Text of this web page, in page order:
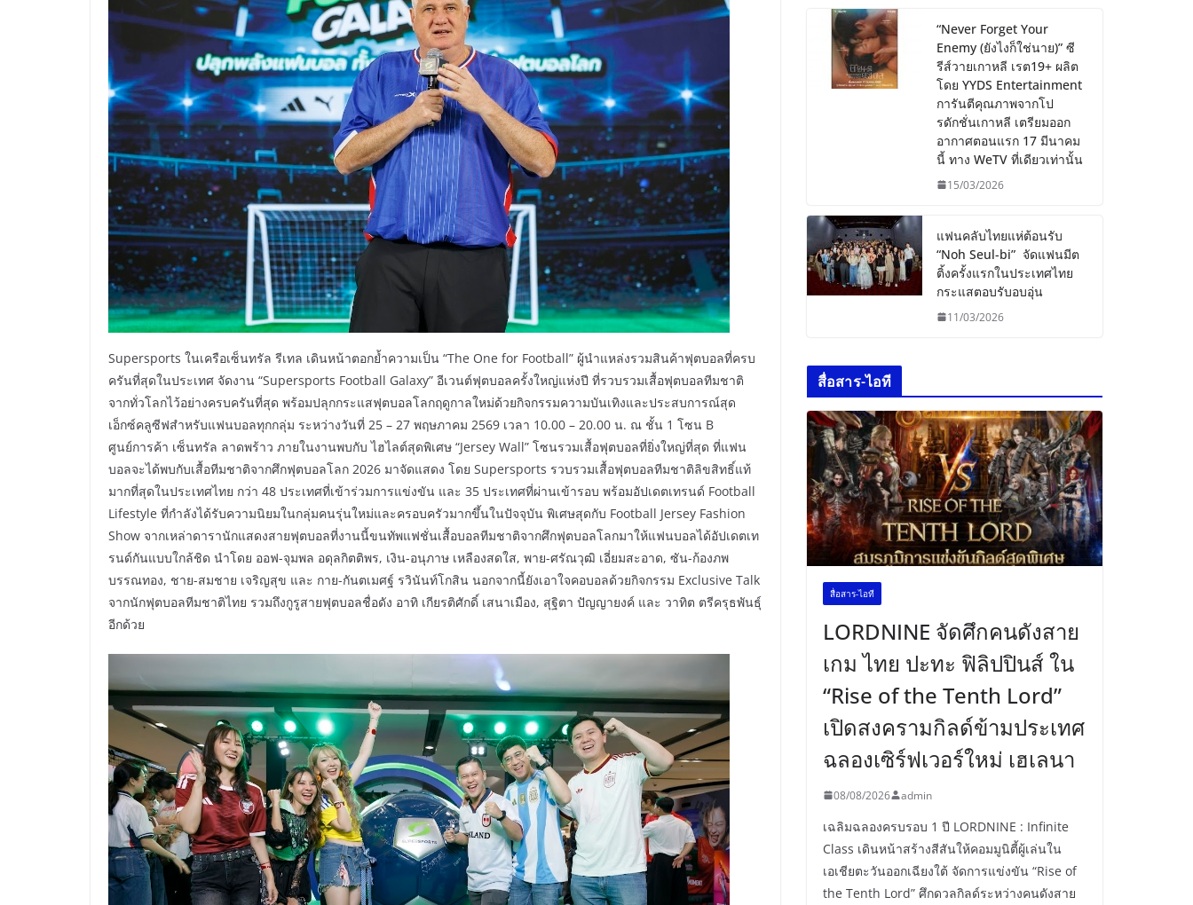
Supersports ในเครือเซ็นทรัล รีเทล เดินหน้าตอกย้ำความเป็น “The One for Football” ผู้นำแหล่งรวมสินค้าฟุตบอลที่ครบ
ครันที่สุดในประเทศ จัดงาน “Supersports Football Galaxy” อีเวนต์ฟุตบอลครั้งใหญ่แห่งปี ที่รวบรวมเสื้อฟุตบอลทีมชาติ
จากทั่วโลกไว้อย่างครบครันที่สุด พร้อมปลุกกระแสฟุตบอลโลกฤดูกาลใหม่ด้วยกิจกรรมความบันเทิงและประสบการณ์สุด
เอ็กซ์คลูซีฟสำหรับแฟนบอลทุกกลุ่ม ระหว่างวันที่ 25 – 27 พฤษภาคม 2569 เวลา 10.00 – 20.00 น. ณ ชั้น 1 โซน B
ศูนย์การค้า เซ็นทรัล ลาดพร้าว ภายในงานพบกับ ไฮไลต์สุดพิเศษ “Jersey Wall” โซนรวมเสื้อฟุตบอลที่ยิ่งใหญ่ที่สุด ที่แฟน
บอลจะได้พบกับเสื้อทีมชาติจากศึกฟุตบอลโลก 2026 มาจัดแสดง โดย Supersports รวบรวมเสื้อฟุตบอลทีมชาติลิขสิทธิ์แท้
มากที่สุดในประเทศไทย กว่า 48 ประเทศที่เข้าร่วมการแข่งขัน และ 35 ประเทศที่ผ่านเข้ารอบ พร้อมอัปเดตเทรนด์ Football
Lifestyle ที่กำลังได้รับความนิยมในกลุ่มคนรุ่นใหม่และครอบครัวมากขึ้นในปัจจุบัน พิเศษสุดกับ Football Jersey Fashion
Show จากเหล่าดารานักแสดงสายฟุตบอลที่งานนี้ขนทัพแฟชั่นเสื้อบอลทีมชาติจากศึกฟุตบอลโลกมาให้แฟนบอลได้อัปเดตเท
รนด์กันแบบใกล้ชิด นำโดย ออฟ-จุมพล อดุลกิตติพร, เงิน-อนุภาษ เหลืองสดใส, พาย-ศรัณวุฒิ เอี่ยมสะอาด, ซัน-ก้องภพ
บรรณทอง, ชาย-สมชาย เจริญสุข และ กาย-กันตเมศฐ์ รวินันท์โกสิน นอกจากนี้ยังเอาใจคอบอลด้วยกิจกรรม Exclusive Talk
จากนักฟุตบอลทีมชาติไทย รวมถึงกูรูสายฟุตบอลชื่อดัง อาทิ เกียรติศักดิ์ เสนาเมือง, สุฐิตา ปัญญายงค์ และ วาทิต ตรีครุธพันธุ์
อีกด้วย
“Never Forget Your
Enemy (ยังไงก็ใช่นาย)” ซี
รีส์วายเกาหลี เรต19+ ผลิต
โดย YYDS Entertainment
การันตีคุณภาพจากโป
รดักชั่นเกาหลี เตรียมออก
อากาศตอนแรก 17 มีนาคม
นี้ ทาง WeTV ที่เดียวเท่านั้น
15/03/2026
แฟนคลับไทยแห่ต้อนรับ
“Noh Seul-bi” จัดแฟนมีต
ติ้งครั้งแรกในประเทศไทย
กระแสตอบรับอบอุ่น
11/03/2026
สื่อสาร-ไอที
สื่อสาร-ไอที
LORDNINE จัดศึกคนดังสาย
เกม ไทย ปะทะ ฟิลิปปินส์ ใน
“Rise of the Tenth Lord”
เปิดสงครามกิลด์ข้ามประเทศ
ฉลองเซิร์ฟเวอร์ใหม่ เฮเลนา
08/08/2026 admin
เฉลิมฉลองครบรอบ 1 ปี LORDNINE : Infinite
Class เดินหน้าสร้างสีสันให้คอมมูนิตี้ผู้เล่นใน
เอเชียตะวันออกเฉียงใต้ จัดการแข่งขัน “Rise of
the Tenth Lord” ศึกดวลกิลด์ระหว่างคนดังสาย